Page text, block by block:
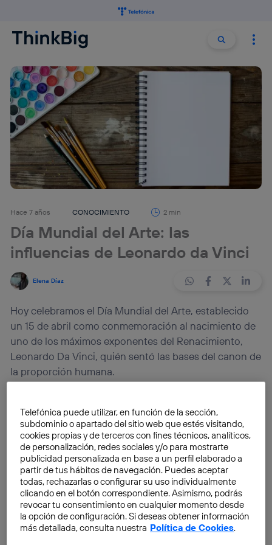
Buscar
Hace 7 años CONOCIMIENTO 2 min
Día Mundial del Arte: las
influencias de Leonardo da Vinci
Elena Díaz
Hoy celebramos el Día Mundial del Arte, establecido
un 15 de abril como conmemoración al nacimiento de
uno de los máximos exponentes del Renacimiento,
Leonardo Da Vinci, quién sentó las bases del canon de
la proporción humana.
como fecha señalada por laAsociación Internacional
del Artecon el propósito de concienciar y fomentar la
importancia de las artes en el mundo, así como la
creatividad en todas sus expresiones artísticas como
la danza, la música o la pintura.
La primera celebración de esta jornada tuvo lugar
en el año 2012 , y cada año más amantes de este
Telefónica puede utilizar, en función de la sección,
subdominio o apartado del sitio web que estés visitando,
cookies propias y de terceros con fines técnicos, analíticos,
de personalización, redes sociales y/o para mostrarte
publicidad personalizada en base a un perfil elaborado a
partir de tus hábitos de navegación. Puedes aceptar
todas, rechazarlas o configurar su uso individualmente
clicando en el botón correspondiente. Asimismo, podrás
revocar tu consentimiento en cualquier momento desde
la opción de configuración. Si deseas obtener información
más detallada, consulta nuestra Política de Cookies.